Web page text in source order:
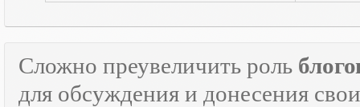
Сложно преувеличить роль
для обсуждения и донесения